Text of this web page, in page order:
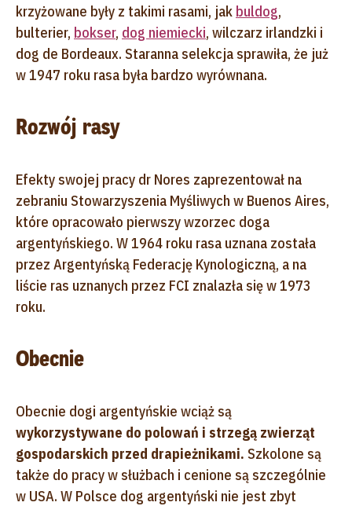
krzyżowane były z takimi rasami, jak buldog,
bulterier, bokser, dog niemiecki, wilczarz irlandzki i
dog de Bordeaux. Staranna selekcja sprawiła, że już
w 1947 roku rasa była bardzo wyrównana.
Rozwój rasy
Efekty swojej pracy dr Nores zaprezentował na
zebraniu Stowarzyszenia Myśliwych w Buenos Aires,
które opracowało pierwszy wzorzec doga
argentyńskiego. W 1964 roku rasa uznana została
przez Argentyńską Federację Kynologiczną, a na
liście ras uznanych przez FCI znalazła się w 1973
roku.
Obecnie
Obecnie dogi argentyńskie wciąż są
wykorzystywane do polowań i strzegą zwierząt
gospodarskich przed drapieżnikami. Szkolone są
także do pracy w służbach i cenione są szczególnie
w USA. W Polsce dog argentyński nie jest zbyt